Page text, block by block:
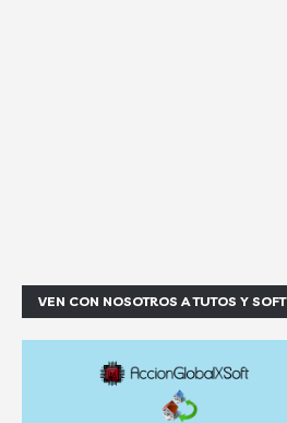
VEN CON NOSOTROS A TUTOS Y SOFT